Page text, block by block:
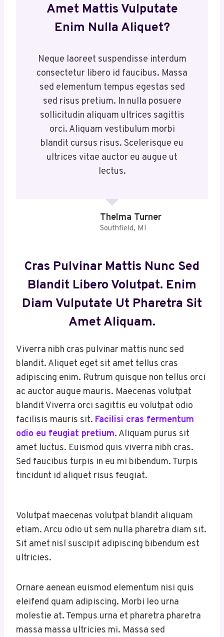
Amet Mattis Vulputate
Enim Nulla Aliquet?
Neque laoreet suspendisse interdum
consectetur libero id faucibus. Massa
sed elementum tempus egestas sed
sed risus pretium. In nulla posuere
sollicitudin aliquam ultrices sagittis
orci. Aliquam vestibulum morbi
blandit cursus risus. Scelerisque eu
ultrices vitae auctor eu augue ut
lectus.
Thelma Turner
Southfield, MI
Cras Pulvinar Mattis Nunc Sed
Blandit Libero Volutpat. Enim
Diam Vulputate Ut Pharetra Sit
Amet Aliquam.
Viverra nibh cras pulvinar mattis nunc sed
blandit. Aliquet eget sit amet tellus cras
adipiscing enim. Rutrum quisque non tellus orci
ac auctor augue mauris. Maecenas volutpat
blandit Viverra orci sagittis eu volutpat odio
facilisis mauris sit. Facilisi cras fermentum
odio eu feugiat pretium. Aliquam purus sit
amet luctus. Euismod quis viverra nibh cras.
Sed faucibus turpis in eu mi bibendum. Turpis
tincidunt id aliquet risus feugiat.
Volutpat maecenas volutpat blandit aliquam
etiam. Arcu odio ut sem nulla pharetra diam sit.
Sit amet nisl suscipit adipiscing bibendum est
ultricies.
Ornare aenean euismod elementum nisi quis
eleifend quam adipiscing. Morbi leo urna
molestie at. Tempus urna et pharetra pharetra
massa massa ultricies mi. Massa sed